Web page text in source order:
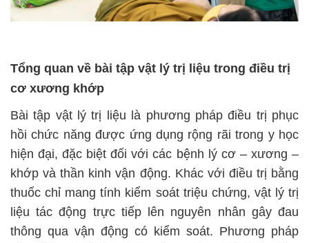
Tổng quan về bài tập vật lý trị liệu trong điều trị
cơ xương khớp
Bài tập vật lý trị liệu là phương pháp điều trị phục
hồi chức năng được ứng dụng rộng rãi trong y học
hiện đại, đặc biệt đối với các bệnh lý cơ – xương –
khớp và thần kinh vận động. Khác với điều trị bằng
thuốc chỉ mang tính kiểm soát triệu chứng, vật lý trị
liệu tác động trực tiếp lên nguyên nhân gây đau
thông qua vận động có kiểm soát. Phương pháp